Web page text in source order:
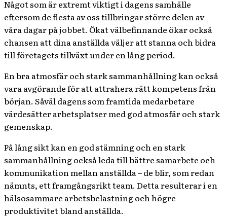
Något som är extremt viktigt i dagens samhälle
eftersom de flesta av oss tillbringar större delen av
våra dagar på jobbet. Ökat välbefinnande ökar också
chansen att dina anställda väljer att stanna och bidra
till företagets tillväxt under en lång period.
En bra atmosfär och stark sammanhållning kan också
vara avgörande för att attrahera rätt kompetens från
början. Såväl dagens som framtida medarbetare
värdesätter arbetsplatser med god atmosfär och stark
gemenskap.
På lång sikt kan en god stämning och en stark
sammanhållning också leda till bättre samarbete och
kommunikation mellan anställda – de blir, som redan
nämnts, ett framgångsrikt team. Detta resulterar i en
hälsosammare arbetsbelastning och högre
produktivitet bland anställda.